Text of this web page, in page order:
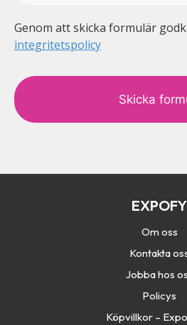
Genom att skicka formulär
integritetspolicy
a
p
t
EXPOFY
Om oss
Kontakta
Jobba hos
Policys
Köpvillkor –